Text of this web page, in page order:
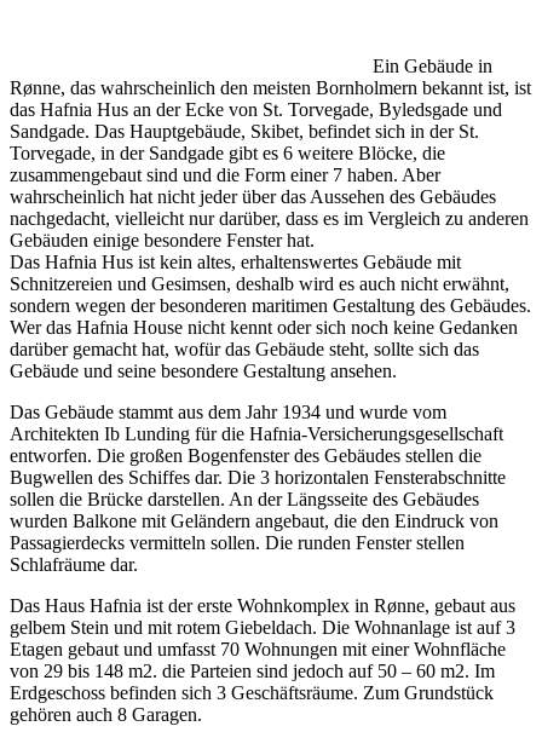
Ein Gebäude in
Rønne, das wahrscheinlich den meisten Bornholmern bekannt ist, ist
das Hafnia Hus an der Ecke von St. Torvegade, Byledsgade und
Sandgade. Das Hauptgebäude, Skibet, befindet sich in der St.
Torvegade, in der Sandgade gibt es 6 weitere Blöcke, die
zusammengebaut sind und die Form einer 7 haben. Aber
wahrscheinlich hat nicht jeder über das Aussehen des Gebäudes
nachgedacht, vielleicht nur darüber, dass es im Vergleich zu anderen
Gebäuden einige besondere Fenster hat.
Das Hafnia Hus ist kein altes, erhaltenswertes Gebäude mit
Schnitzereien und Gesimsen, deshalb wird es auch nicht erwähnt,
sondern wegen der besonderen maritimen Gestaltung des Gebäudes.
Wer das Hafnia House nicht kennt oder sich noch keine Gedanken
darüber gemacht hat, wofür das Gebäude steht, sollte sich das
Gebäude und seine besondere Gestaltung ansehen.
Das Gebäude stammt aus dem Jahr 1934 und wurde vom
Architekten Ib Lunding für die Hafnia-Versicherungsgesellschaft
entworfen. Die großen Bogenfenster des Gebäudes stellen die
Bugwellen des Schiffes dar. Die 3 horizontalen Fensterabschnitte
sollen die Brücke darstellen. An der Längsseite des Gebäudes
wurden Balkone mit Geländern angebaut, die den Eindruck von
Passagierdecks vermitteln sollen. Die runden Fenster stellen
Schlafräume dar.
Das Haus Hafnia ist der erste Wohnkomplex in Rønne, gebaut aus
gelbem Stein und mit rotem Giebeldach. Die Wohnanlage ist auf 3
Etagen gebaut und umfasst 70 Wohnungen mit einer Wohnfläche
von 29 bis 148 m2. die Parteien sind jedoch auf 50 – 60 m2. Im
Erdgeschoss befinden sich 3 Geschäftsräume. Zum Grundstück
gehören auch 8 Garagen.